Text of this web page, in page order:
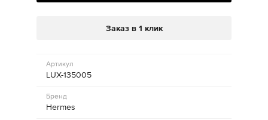
Заказ в 1 клик
Артикул
LUX-135005
Бренд
Hermes